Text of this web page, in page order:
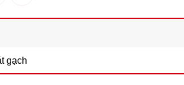
gạch